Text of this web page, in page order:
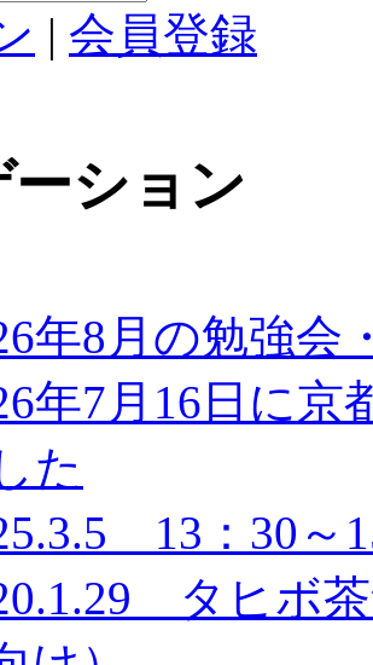
| 会員登録
ション
年8月の勉強会
年7月16日に
た
13：30～
タヒボ